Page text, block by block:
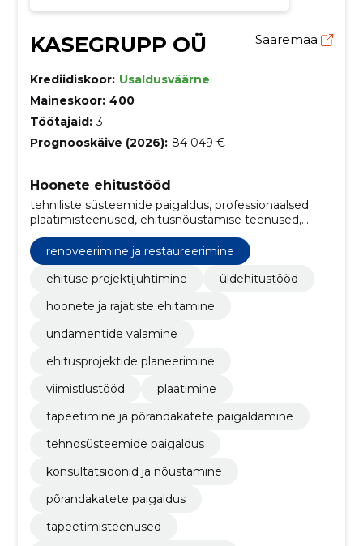
KASEGRUPP OÜ Saaremaa
Krediidiskoor: Usaldusväärne
Maineskoor: 400
Töötajaid: 3
Prognooskäive (2026): 84 049 €
Hoonete ehitustööd
tehniliste süsteemide paigaldus, professionaalsed
plaatimisteenused, ehitusnõustamise teenused,
ehitusplaneerimise konsultandid, vundamendi
valamise teenused, viimistlustööd ehituses, hoone- ja
tsiviilehitus, restaureerimisehituse eksperdid,
vundamentide valamine, hoonete ja tsiviilehitustööde
renoveerimine ja restaureerimine
ehituse projektijuhtimine
üldehitustööd
hoonete ja rajatiste ehitamine
undamentide valamine
ehitusprojektide planeerimine
viimistlustööd
plaatimine
tapeetimine ja põrandakatete paigaldamine
tehnosüsteemide paigaldus
konsultatsioonid ja nõustamine
põrandakatete paigaldus
tapeetimisteenused